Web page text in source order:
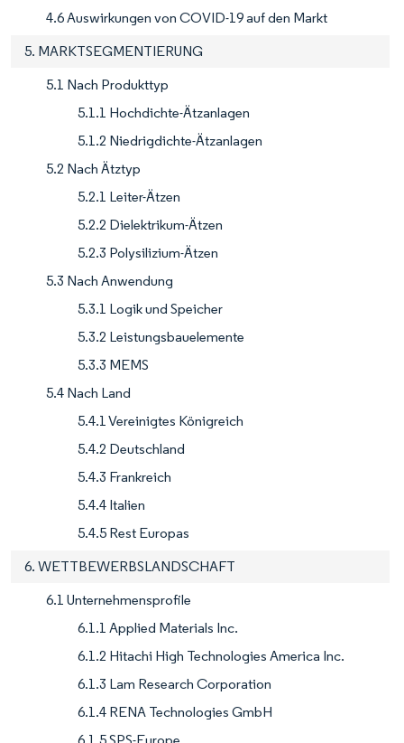
4.6 Auswirkungen von COVID-19 auf den Markt
5. MARKTSEGMENTIERUNG
5.1 Nach Produkttyp
5.1.1 Hochdichte-Ätzanlagen
5.1.2 Niedrigdichte-Ätzanlagen
5.2 Nach Ätztyp
5.2.1 Leiter-Ätzen
5.2.2 Dielektrikum-Ätzen
5.2.3 Polysilizium-Ätzen
5.3 Nach Anwendung
5.3.1 Logik und Speicher
5.3.2 Leistungsbauelemente
5.3.3 MEMS
5.4 Nach Land
5.4.1 Vereinigtes Königreich
5.4.2 Deutschland
5.4.3 Frankreich
5.4.4 Italien
5.4.5 Rest Europas
6. WETTBEWERBSLANDSCHAFT
6.1 Unternehmensprofile
6.1.1 Applied Materials Inc.
6.1.2 Hitachi High Technologies America Inc.
6.1.3 Lam Research Corporation
6.1.4 RENA Technologies GmbH